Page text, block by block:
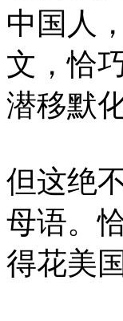
中国人
文，恰
潜移默
但这绝
母语。
得花美